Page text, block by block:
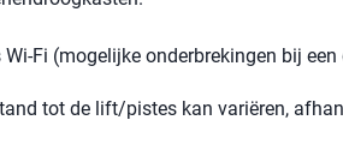
Fi (mogelijke onderbrekingen bij
tot de lift/pistes kan variëren,